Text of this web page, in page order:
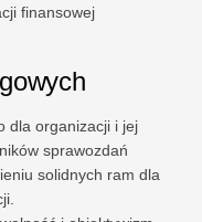
finansowej
dla organizacji i jej
sprawozdań
solidnych ram dla